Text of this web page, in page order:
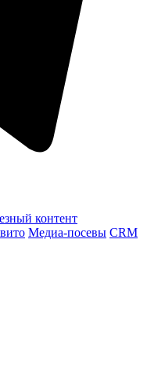
контент
Медиа-посевы CRM